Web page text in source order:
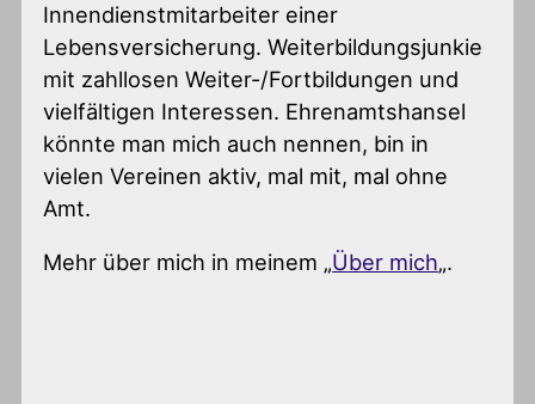
Innendienstmitarbeiter einer
Lebensversicherung. Weiterbildungsjunkie
mit zahllosen Weiter-/Fortbildungen und
vielfältigen Interessen. Ehrenamtshansel
könnte man mich auch nennen, bin in
vielen Vereinen aktiv, mal mit, mal ohne
Amt.
Mehr über mich in meinem „Über mich„.